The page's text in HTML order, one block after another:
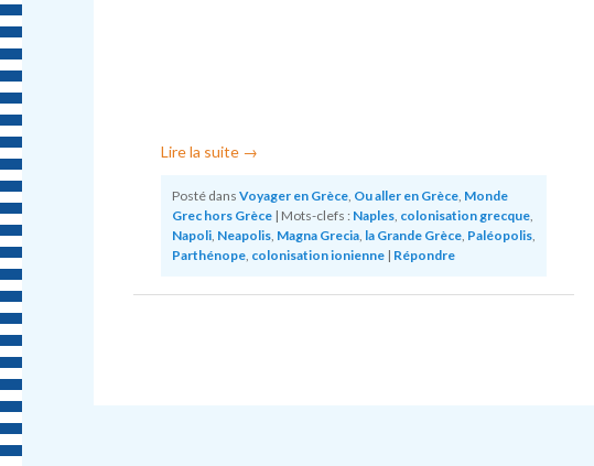
Lire la suite →
Posté dans Voyager en Grèce, Ou aller en Grèce, Monde
Grec hors Grèce | Mots-clefs : Naples, colonisation grecque,
Napoli, Neapolis, Magna Grecia, la Grande Grèce, Paléopolis,
Parthénope, colonisation ionienne | Répondre